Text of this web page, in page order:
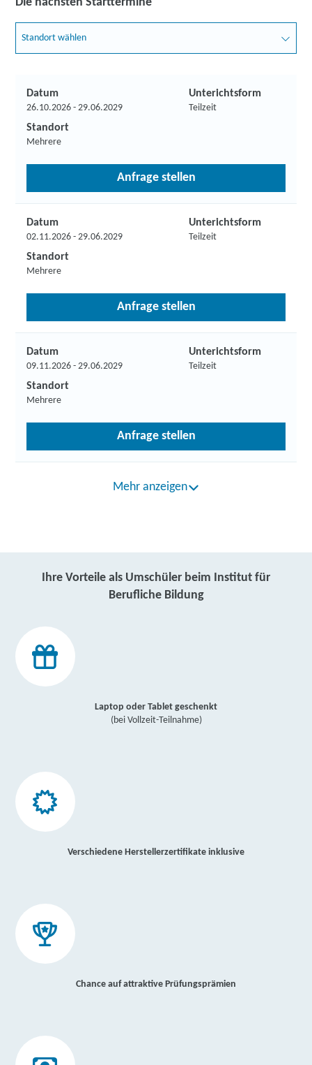
Standort wählen
Datum
26.10.2026 - 29.06.2029
Unterichtsform
Teilzeit
Standort
Mehrere
Anfrage stellen
Datum
02.11.2026 - 29.06.2029
Unterichtsform
Teilzeit
Standort
Mehrere
Anfrage stellen
Datum
09.11.2026 - 29.06.2029
Unterichtsform
Teilzeit
Standort
Mehrere
Anfrage stellen
Mehr anzeigen
Ihre Vorteile als Umschüler beim Institut für
Berufliche Bildung
Laptop oder Tablet geschenkt
(bei Vollzeit-Teilnahme)
Verschiedene Herstellerzertifikate inklusive
Chance auf attraktive Prüfungsprämien